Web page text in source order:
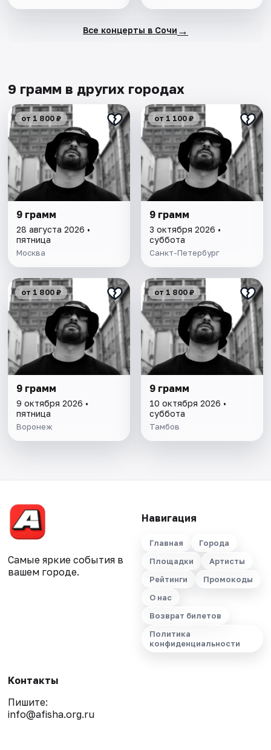
Все концерты в Сочи →
9 грамм в других городах
от 1 800 ₽
9 грамм
28 августа 2026 •
пятница
Москва
от 1 100 ₽
9 грамм
3 октября 2026 •
суббота
Санкт-Петербург
от 1 800 ₽
9 грамм
9 октября 2026 •
пятница
Воронеж
от 1 800 ₽
9 грамм
10 октября 2026 •
суббота
Тамбов
Самые яркие события в
вашем городе.
Навигация
Главная
Города
Площадки
Артисты
Рейтинги
Промокоды
О нас
Возврат билетов
Политика
конфиденциальности
Контакты
Пишите:
info@afisha.org.ru